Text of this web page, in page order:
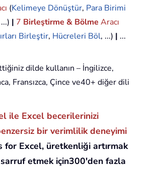
(Kelimeye Dönüştür, Para Birimi
| 7 Birleştirme & Bölme Aracı
Birleştir, Hücreleri Böl, ...) | ...
dilde kullanın – İngilizce,
Fransızca, Çince ve40+ diğer dili
ile Excel becerilerinizi
bir verimlilik deneyimi
for Excel, üretkenliği artırmak
etmek için300'den fazla